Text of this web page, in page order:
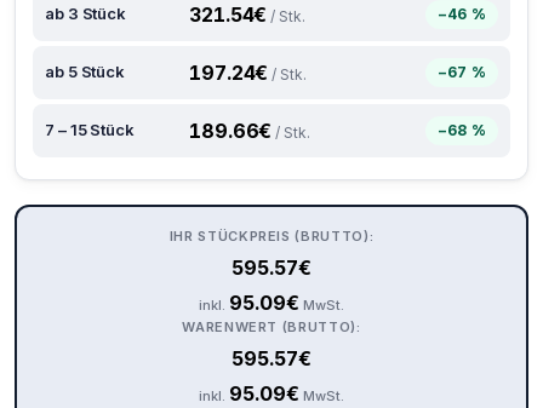
ab 3 Stück 321.54€ / Stk. −46 %
ab 5 Stück 197.24€ / Stk. −67 %
7 – 15 Stück 189.66€ / Stk. −68 %
IHR STÜCKPREIS (BRUTTO):
595.57€
inkl. 95.09€ MwSt.
WARENWERT (BRUTTO):
595.57€
inkl. 95.09€ MwSt.